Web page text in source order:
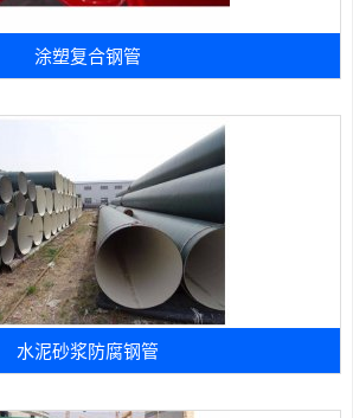
涂塑复合钢管
水泥砂浆防腐钢管